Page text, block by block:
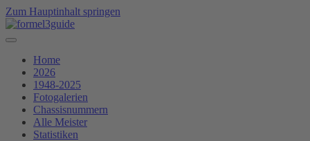
Zum Hauptinhalt springen
Home
2026
1948-2025
Fotogalerien
Chassisnummern
Alle Meister
Statistiken